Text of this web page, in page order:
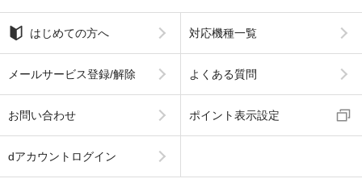
はじめての方へ 対応機種一覧
メールサービス登録/解除 よくある質問
お問い合わせ ポイント表示設定
dアカウントログイン